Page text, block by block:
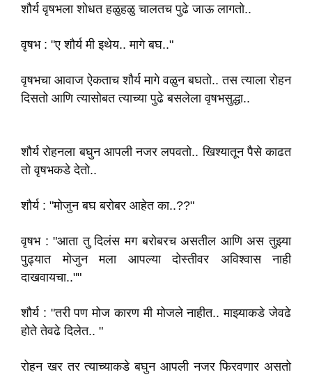
शौर्य वृषभला शोधत हळुहळु चालतच पुढे जाऊ लागतो..
वृषभ : "ए शौर्य मी इथेय.. मागे बघ.."
वृषभचा आवाज ऐकताच शौर्य मागे वळुन बघतो.. तस त्याला रोहन
दिसतो आणि त्यासोबत त्याच्या पुढे बसलेला वृषभसुद्धा..
शौर्य रोहनला बघुन आपली नजर लपवतो.. खिश्यातून पैसे काढत
तो वृषभकडे देतो..
शौर्य : "मोजुन बघ बरोबर आहेत का..??"
वृषभ : "आता तु दिलंस मग बरोबरच असतील आणि अस तुझ्या
पुढ्यात मोजुन मला आपल्या दोस्तीवर अविश्वास नाही
दाखवायचा..""
शौर्य : "तरी पण मोज कारण मी मोजले नाहीत.. माझ्याकडे जेवढे
होते तेवढे दिलेत.. "
रोहन खर तर त्याच्याकडे बघुन आपली नजर फिरवणार असतो